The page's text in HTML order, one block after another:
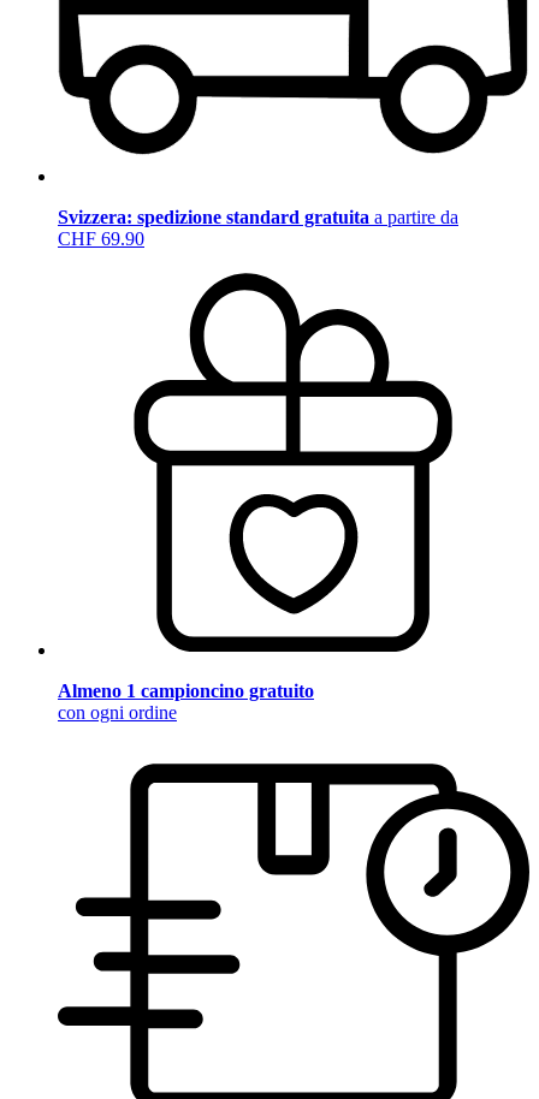
Svizzera: spedizione standard gratuita a partire da
CHF 69.90
Almeno 1 campioncino gratuito
con ogni ordine